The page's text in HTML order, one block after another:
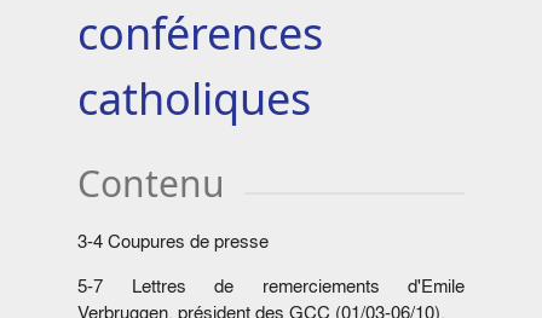
conférences
catholiques
Contenu
3-4 Coupures de presse
5-7 Lettres de remerciements d'Emile